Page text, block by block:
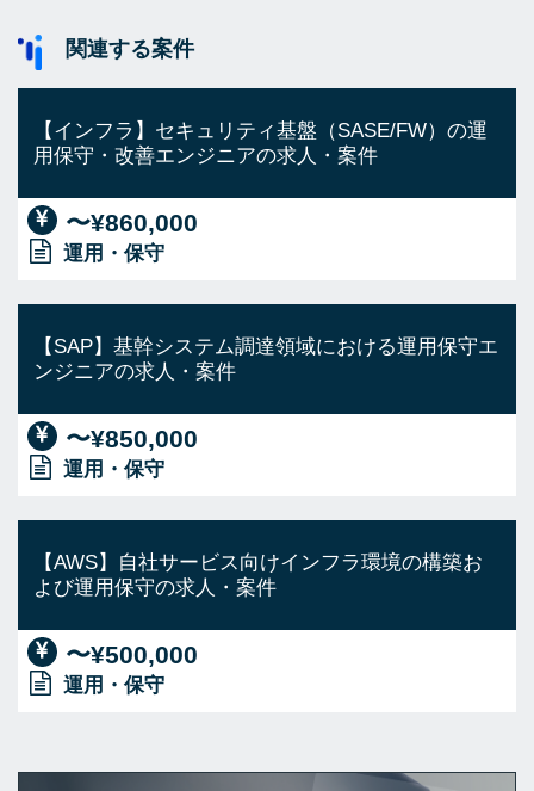
関連する案件
【インフラ】セキュリティ基盤（SASE/FW）の運
用保守・改善エンジニアの求人・案件
〜¥860,000
運用・保守
【SAP】基幹システム調達領域における運用保守エ
ンジニアの求人・案件
〜¥850,000
運用・保守
【AWS】自社サービス向けインフラ環境の構築お
よび運用保守の求人・案件
〜¥500,000
運用・保守